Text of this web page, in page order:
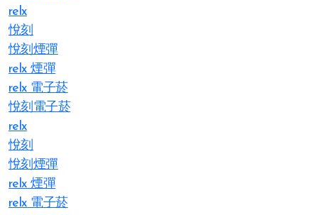
relx
悅刻
悅刻煙彈
relx 煙彈
relx 電子菸
悅刻電子菸
relx
悅刻
悅刻煙彈
relx 煙彈
relx 電子菸